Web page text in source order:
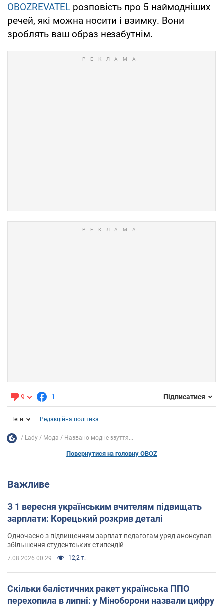
OBOZREVATEL розповість про 5 наймодніших
речей, які можна носити і взимку. Вони
зроблять ваш образ незабутнім.
9 1 Підписатися
Теги Редакційна політика
Lady Мода Названо модне взуття...
Повернутися на головну OBOZ
Важливе
З 1 вересня українським вчителям підвищать
зарплати: Корецький розкрив деталі
Одночасно з підвищенням зарплат педагогам уряд анонсував
збільшення студентських стипендій
7.08.2026 00:29 12,2 т.
Скільки балістичних ракет українська ППО
перехопила в липні: у Міноборони назвали цифру